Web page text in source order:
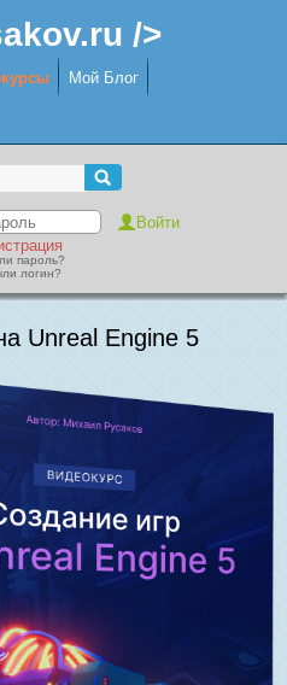
/>
Мой Блог
пароль?
логин?
Unreal Engine 5